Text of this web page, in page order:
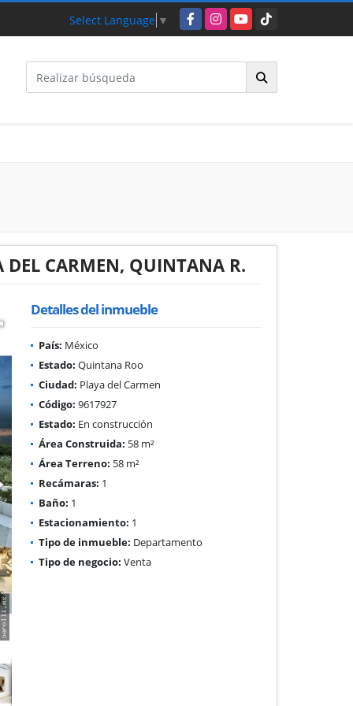
Select Language ▼ FacebookInstagramYouTubeTikTok
DEL CARMEN, QUINTANA R.
Detalles del inmueble
País: México
Estado: Quintana Roo
Ciudad: Playa del Carmen
Código: 9617927
Estado: En construcción
Área Construida: 58 m²
Área Terreno: 58 m²
Recámaras: 1
Baño: 1
Estacionamiento: 1
Tipo de inmueble: Departamento
Tipo de negocio: Venta